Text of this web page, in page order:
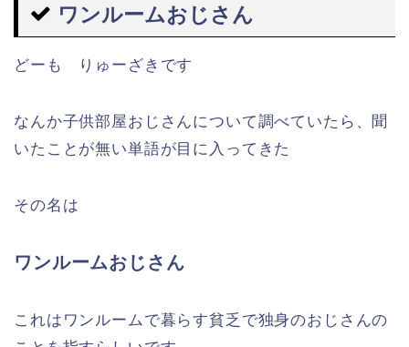
ワンルームおじさん
どーも りゅーざきです
なんか子供部屋おじさんについて調べていたら、聞
いたことが無い単語が目に入ってきた
その名は
ワンルームおじさん
これはワンルームで暮らす貧乏で独身のおじさんの